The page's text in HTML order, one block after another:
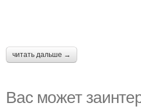
читать дальше →
Вас может